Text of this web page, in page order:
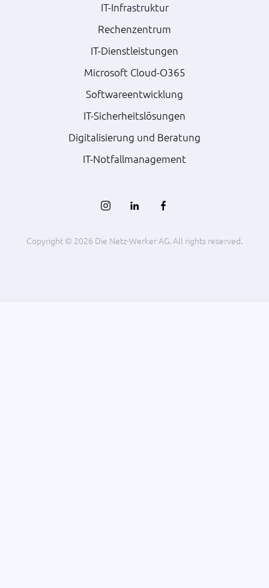
IT-Infrastruktur
Rechenzentrum
IT-Dienstleistungen
Microsoft Cloud-O365
Softwareentwicklung
IT-Sicherheitslösungen
Digitalisierung und Beratung
IT-Notfallmanagement
Copyright © 2026 Die Netz-Werker AG. All rights reserved.